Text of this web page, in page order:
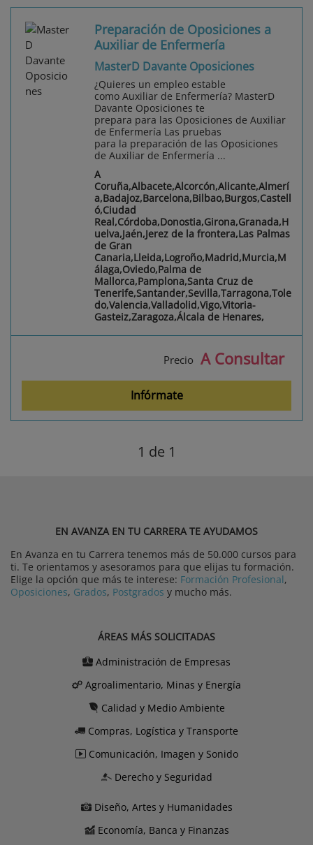
Preparación de Oposiciones a
Auxiliar de Enfermería
MasterD Davante Oposiciones
¿Quieres un empleo estable
como Auxiliar de Enfermería? MasterD
Davante Oposiciones te
prepara para las Oposiciones de Auxiliar
de Enfermería Las pruebas
para la preparación de las Oposiciones
de Auxiliar de Enfermería ...
A
Coruña,Albacete,Alcorcón,Alicante,Almerí
a,Badajoz,Barcelona,Bilbao,Burgos,Castell
ó,Ciudad
Real,Córdoba,Donostia,Girona,Granada,H
uelva,Jaén,Jerez de la frontera,Las Palmas
de Gran
Canaria,Lleida,Logroño,Madrid,Murcia,M
álaga,Oviedo,Palma de
Mallorca,Pamplona,Santa Cruz de
Tenerife,Santander,Sevilla,Tarragona,Tole
do,Valencia,Valladolid,Vigo,Vitoria-
Gasteiz,Zaragoza,Álcala de Henares,
Precio A Consultar
Infórmate
1 de 1
EN AVANZA EN TU CARRERA TE AYUDAMOS
En Avanza en tu Carrera tenemos más de 50.000 cursos para
ti. Te orientamos y asesoramos para que elijas tu formación.
Elige la opción que más te interese: Formación Profesional,
Oposiciones, Grados, Postgrados y mucho más.
ÁREAS MÁS SOLICITADAS
Administración de Empresas
Agroalimentario, Minas y Energía
Calidad y Medio Ambiente
Compras, Logística y Transporte
Comunicación, Imagen y Sonido
Derecho y Seguridad
Diseño, Artes y Humanidades
Economía, Banca y Finanzas